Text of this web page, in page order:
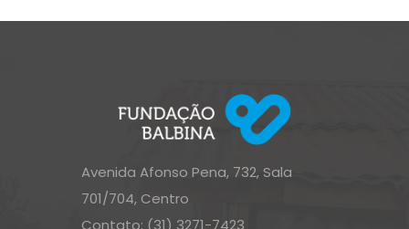
Avenida Afonso Pena, 732, Sala
701/704, Centro
Contato: (31) 3271-7423